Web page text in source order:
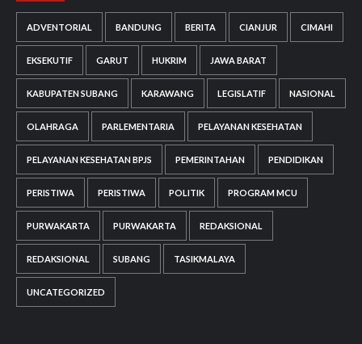
ADVENTORIAL BANDUNG BERITA CIANJUR CIMAHI
EKSEKUTIF GARUT HUKRIM JAWA BARAT
KABUPATEN SUBANG KARAWANG LEGISLATIF NASIONAL
OLAHRAGA PARLEMENTARIA PELAYANAN KESEHATAN
PELAYANAN KESEHATAN BPJS PEMERINTAHAN PENDIDIKAN
PERISTIWA PERISTIWA POLITIK PROGRAM MCU
PURWAKARTA PURWAKARTA REDAKSIONAL
REDAKSIONAL SUBANG TASIKMALAYA
UNCATEGORIZED